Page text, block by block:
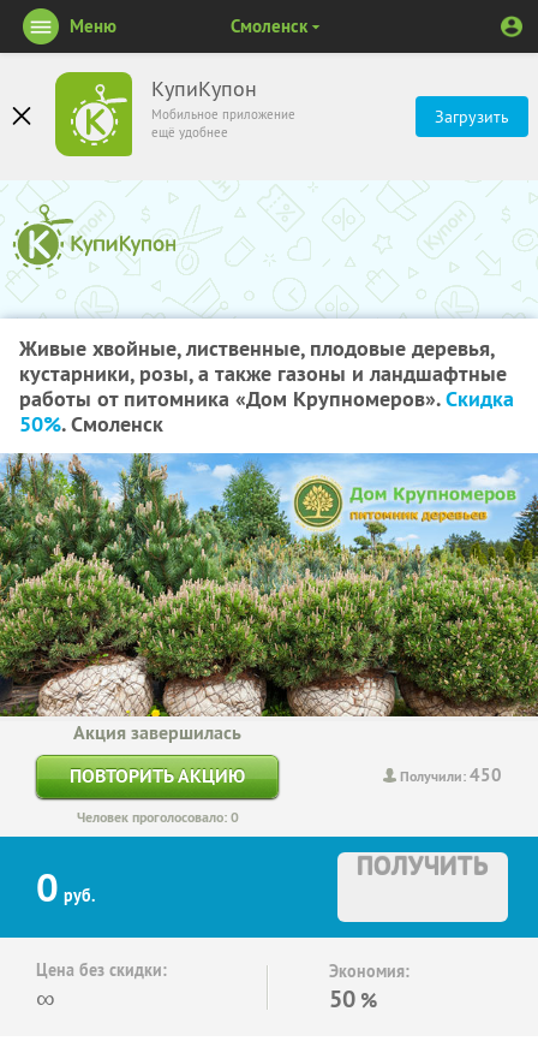
КупиКупон
Мобильное приложение
ещё удобнее
Загрузить
Меню Смоленск
Живые хвойные, лиственные, плодовые деревья,
кустарники, розы, а также газоны и ландшафтные
работы от питомника «Дом Крупномеров».Скидка
50%. Смоленск
Получили:450
Акция завершилась
ПОВТОРИТЬ АКЦИЮ
Человек проголосовало: 0
0 руб.
ПОЛУЧИТЬ
Цена без скидки:
∞
Экономия:
50 %